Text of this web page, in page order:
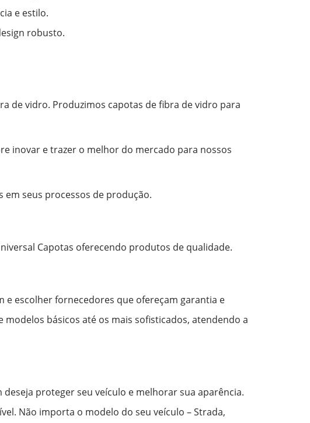
e estilo.
robusto.
de vidro. Produzimos capotas de fibra de vidro para
inovar e trazer o melhor do mercado para nossos
em seus processos de produção.
Capotas oferecendo produtos de qualidade.
escolher fornecedores que ofereçam garantia e
modelos básicos até os mais sofisticados, atendendo a
proteger seu veículo e melhorar sua aparência.
Não importa o modelo do seu veículo – Strada,